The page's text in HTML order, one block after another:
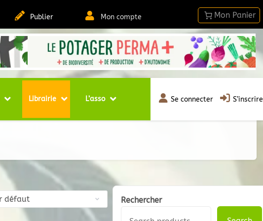
Publier Mon compte
Librairie L’asso Se connecter S’inscrire
Rechercher